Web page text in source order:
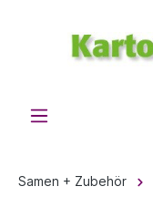
Samen + Zubehör